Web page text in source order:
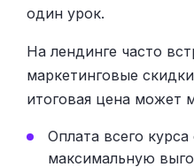
один урок.
На лендинге часто
маркетинговые
итоговая цена может
Оплата всего курса
максимальную